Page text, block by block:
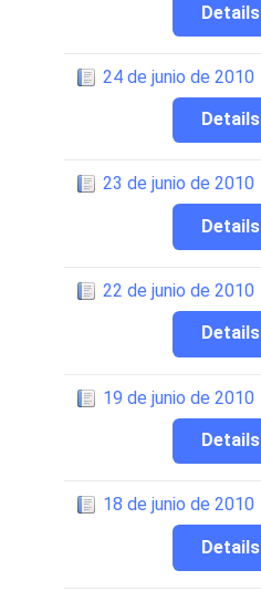
Details
24 de junio de 2010
Details
23 de junio de 2010
Details
22 de junio de 2010
Details
19 de junio de 2010
Details
18 de junio de 2010
Details